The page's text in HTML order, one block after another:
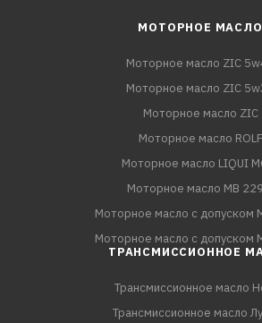
МОТОРНОЕ МАСЛО
Моторное масло ZIC
Моторное масло ZIC
Моторное масло ZIC
Моторное масло ROLF
Моторное масло LIQUI
Моторное масло MB
Моторное масло с допуском
Моторное масло с допуском
ТРАНСМИССИОННОЕ
Трансмиссионное масло
Трансмиссионное масло